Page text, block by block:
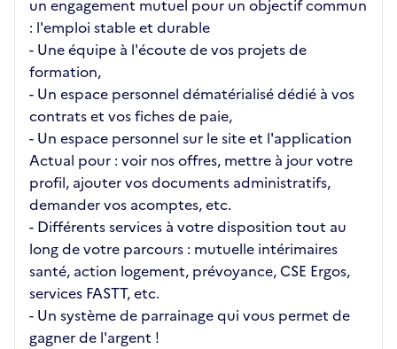
un engagement mutuel pour un objectif commun
: l'emploi stable et durable
- Une équipe à l'écoute de vos projets de
formation,
- Un espace personnel dématérialisé dédié à vos
contrats et vos fiches de paie,
- Un espace personnel sur le site et l'application
Actual pour : voir nos offres, mettre à jour votre
profil, ajouter vos documents administratifs,
demander vos acomptes, etc.
- Différents services à votre disposition tout au
long de votre parcours : mutuelle intérimaires
santé, action logement, prévoyance, CSE Ergos,
services FASTT, etc.
- Un système de parrainage qui vous permet de
gagner de l'argent !